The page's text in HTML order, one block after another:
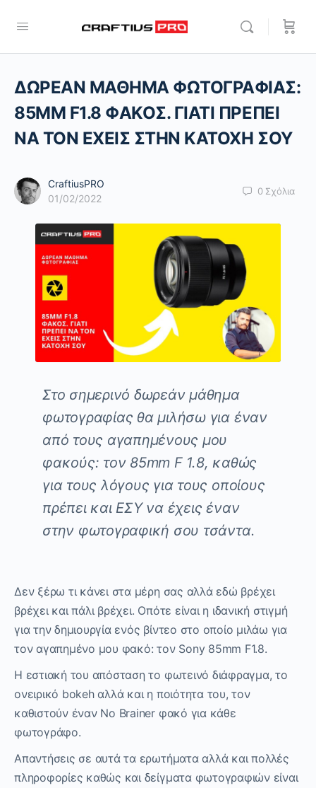
ΔΩΡΕΑΝ ΜΑΘΗΜΑ ΦΩΤΟΓΡΑΦΙΑΣ:
85ΜΜ F1.8 ΦΑΚΟΣ. ΓΙΑΤΙ ΠΡΕΠΕΙ
ΝΑ ΤΟΝ ΕΧΕΙΣ ΣΤΗΝ ΚΑΤΟΧΗ ΣΟΥ
CraftiusPRO
01/02/2022
0 Σχόλια
Στο σημερινό δωρεάν μάθημα
φωτογραφίας θα μιλήσω για έναν
από τους αγαπημένους μου
φακούς: τον 85mm F1.8, καθώς
για τους λόγους για τους οποίους
πρέπει και ΕΣΥ να έχεις έναν
στην φωτογραφική σου τσάντα.
Δεν ξέρω τι κάνει στα μέρη σας αλλά εδώ βρέχει
βρέχει και πάλι βρέχει. Οπότε είναι η ιδανική στιγμή
για την δημιουργία ενός βίντεο στο οποίο μιλάω για
τον αγαπημένο μου φακό: τον Sony85mm F1.8.
Η εστιακή του απόσταση το φωτεινό διάφραγμα, το
ονειρικό bokeh αλλά και η ποιότητα του, τον
καθιστούν έναν No Brainer φακό για κάθε
φωτογράφο.
Απαντήσεις σε αυτά τα ερωτήματα αλλά και πολλές
πληροφορίες καθώς και δείγματα φωτογραφιών είναι